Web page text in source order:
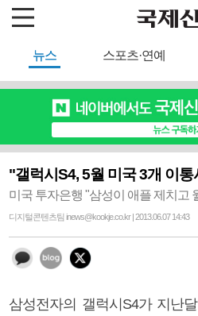
뉴스 스포츠·연예
"갤럭시S4, 5월 미국 3개 이
미국 투자은행 "삼성이 애플 제치고
디지털콘텐츠팀 inews@kookje.co.kr | 2013.06.07 14:43
삼성전자의 갤럭시S4가 지난